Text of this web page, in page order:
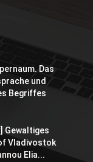
Das
und
Begriffes
Gewaltiges
Vladivostok
Elia...